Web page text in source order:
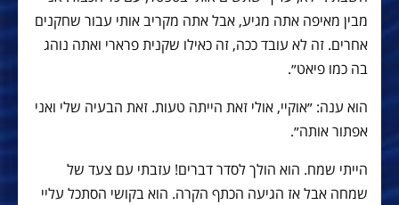
מבין מאיפה אתה מגיע, אבל אתה מקריב אותי עבור שחקנים
אחרים. זה לא עובד ככה, זה כאילו שקנית פרארי ואתה נוהג
בה כמו פיאט״.
הוא ענה: ״אוקיי, אולי זאת הייתה טעות. זאת הבעיה שלי ואני
אפתור אותה״.
הייתי שמח. הוא הולך לסדר דברים! עזבתי עם צעד של
שמחה אבל אז הגיעה הכתף הקרה. הוא בקושי הסתכל עליי